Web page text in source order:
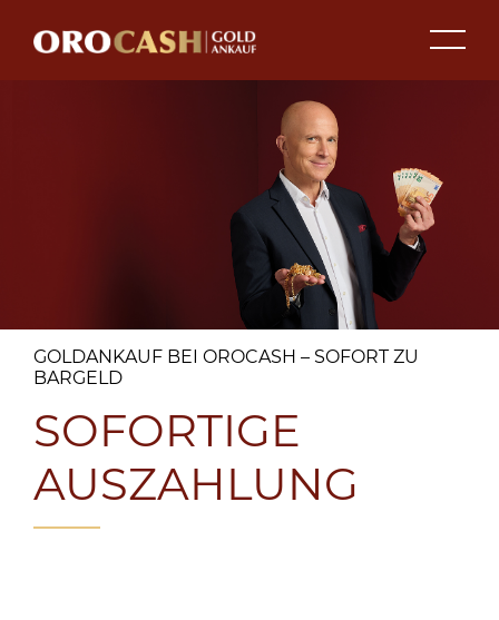
GOLDANKAUF BEI OROCASH – SOFORT ZU
BARGELD
SOFORTIGE
AUSZAHLUNG